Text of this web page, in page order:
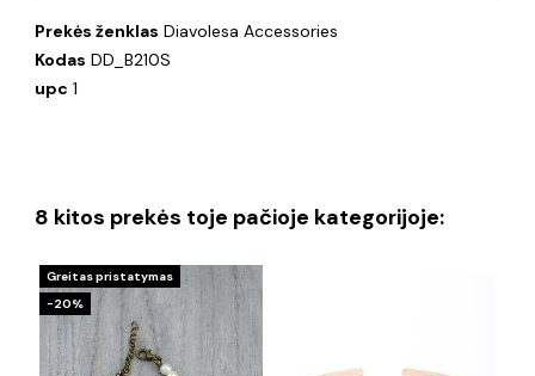
Prekės ženklas Diavolesa Accessories
Kodas DD_B210S
upc 1
8 kitos prekės toje pačioje kategorijoje:
Greitas pristatymas
−20%